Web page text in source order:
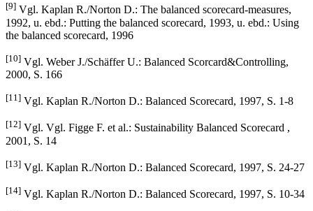
[9] Vgl. Kaplan R./Norton D.: The balanced scorecard-measures,
1992, u. ebd.: Putting the balanced scorecard, 1993, u. ebd.: Using
the balanced scorecard, 1996
[10] Vgl. Weber J./Schäffer U.: Balanced Scorcard&Controlling,
2000, S. 166
[11] Vgl. Kaplan R./Norton D.: Balanced Scorecard, 1997, S. 1-8
[12] Vgl. Vgl. Figge F. et al.: Sustainability Balanced Scorecard ,
2001, S. 14
[13] Vgl. Kaplan R./Norton D.: Balanced Scorecard, 1997, S. 24-27
[14] Vgl. Kaplan R./Norton D.: Balanced Scorecard, 1997, S. 10-34